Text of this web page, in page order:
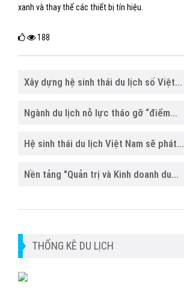
xanh và thay thế các thiết bị tín hiệu.
188
Xây dựng hệ sinh thái du lịch số Việt...
Ngành du lịch nỗ lực tháo gỡ “điểm...
Hệ sinh thái du lịch Việt Nam sẽ phát...
Nền tảng "Quản trị và Kinh doanh du...
THỐNG KÊ DU LỊCH